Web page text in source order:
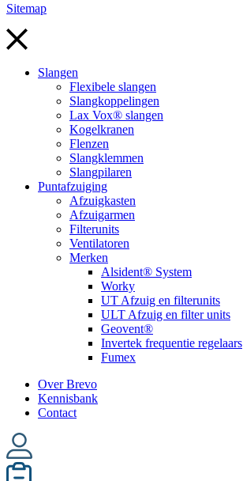
Sitemap
Slangen
Flexibele slangen
Slangkoppelingen
Lax Vox® slangen
Kogelkranen
Flenzen
Slangklemmen
Slangpilaren
Puntafzuiging
Afzuigkasten
Afzuigarmen
Filterunits
Ventilatoren
Merken
Alsident® System
Worky
UT Afzuig en filterunits
ULT Afzuig en filter units
Geovent®
Invertek frequentie regelaars
Fumex
Over Brevo
Kennisbank
Contact